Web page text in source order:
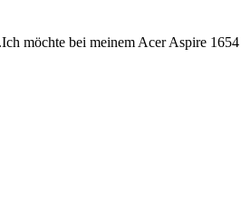
möchte bei meinem Acer Aspire